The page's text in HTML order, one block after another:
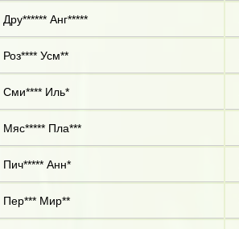
Дру****** Анг*****
Роз**** Усм**
Сми**** Иль*
Мяс***** Пла***
Пич***** Анн*
Пер*** Мир**